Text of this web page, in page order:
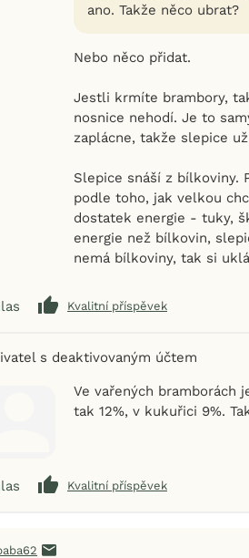
ano. Takže něco ubrat?
Nebo něco přidat.
Jestli krmíte brambory,
nosnice nehodí. Je to
zaplácne, takže slepice
Slepice snáší z bílkoviny.
podle toho, jak velkou
dostatek energie - tuky,
energie než bílkovin,
nemá bílkoviny, tak si
Kvalitní příspěvek
s deaktivovaným účtem
Ve vařených bramborách
tak 12%, v kukuřici 9%.
Kvalitní příspěvek